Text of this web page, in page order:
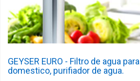
GEYSER EURO - Filtro de agua
domestico, purifiador de agua.